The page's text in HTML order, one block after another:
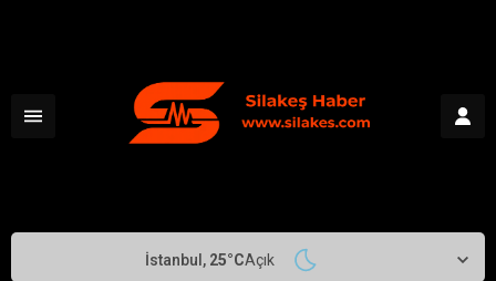
İstanbul, 25°CAçık